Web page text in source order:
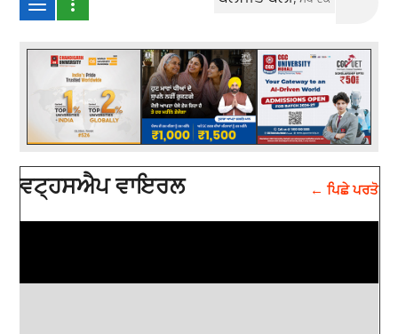
ਵਟ੍ਹਸਐਪ ਵਾਇਰਲ ← ਪਿਛੇ ਪਰਤੋ